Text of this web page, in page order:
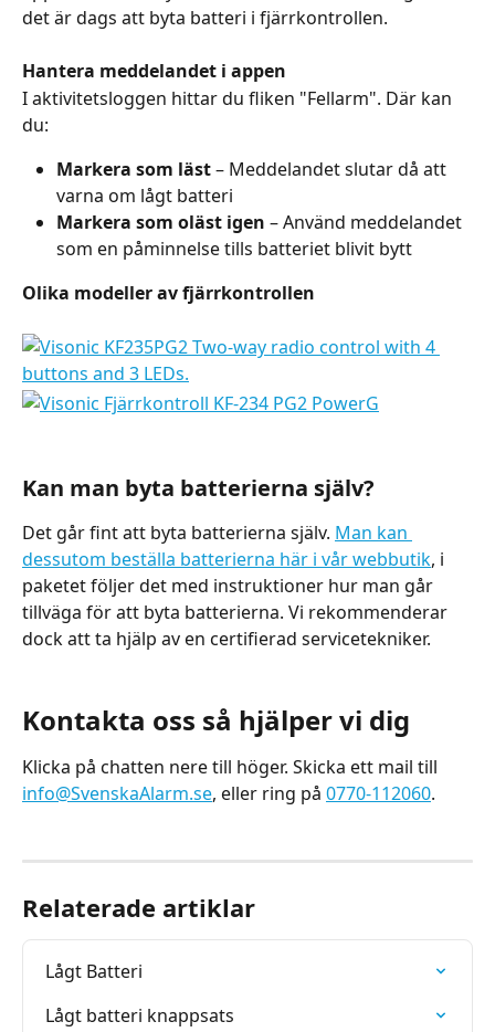
det är dags att byta batteri i fjärrkontrollen.
Hantera meddelandet i appen
I aktivitetsloggen hittar du fliken "Fellarm". Där kan
du:
Markera som läst – Meddelandet slutar då att
varna om lågt batteri
Markera som oläst igen – Använd meddelandet
som en påminnelse tills batteriet blivit bytt
Olika modeller av fjärrkontrollen
Kan man byta batterierna själv?
Det går fint att byta batterierna själv. Man kan
dessutom beställa batterierna här i vår webbutik, i
paketet följer det med instruktioner hur man går
tillväga för att byta batterierna. ​Vi rekommenderar
dock att ta hjälp av en certifierad servicetekniker.
Kontakta oss så hjälper vi dig
Klicka på chatten nere till höger. Skicka ett mail till
info@SvenskaAlarm.se, eller ring på 0770-112060.
Relaterade artiklar
Lågt Batteri
Lågt batteri knappsats